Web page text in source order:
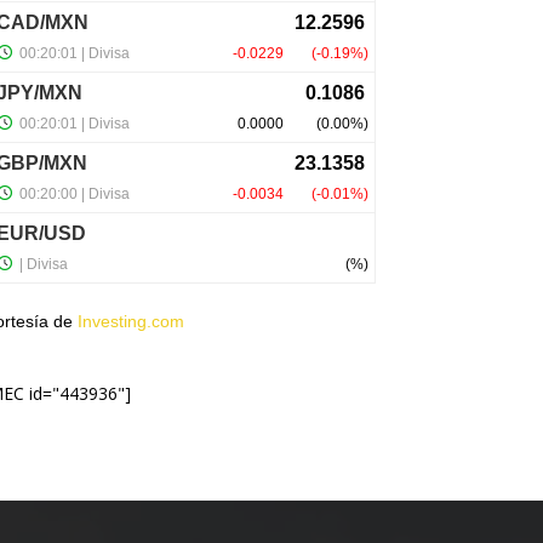
de Investing.com
id="443936"]